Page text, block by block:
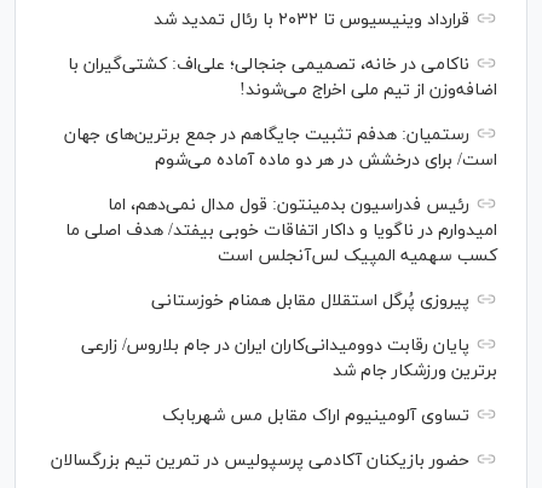
قرارداد وینیسیوس تا ۲۰۳۲ با رئال‌ تمدید شد
ناکامی در خانه، تصمیمی جنجالی؛ علی‌اف: کشتی‌گیران با
اضافه‌وزن از تیم ملی اخراج می‌شوند!
رستمیان: هدفم تثبیت جایگاهم در جمع برترین‌های جهان
است/ برای درخشش در هر دو ماده آماده می‌شوم
رئیس فدراسیون بدمینتون: قول مدال نمی‌دهم، اما
امیدوارم در ناگویا و داکار اتفاقات خوبی بیفتد/ هدف اصلی ما
کسب سهمیه المپیک لس‌آنجلس است
پیروزی پُرگل استقلال مقابل همنام خوزستانی
پایان رقابت دوومیدانی‌کاران ایران در جام بلاروس/ زارعی
برترین ورزشکار جام شد
تساوی آلومینیوم اراک مقابل مس شهربابک
حضور بازیکنان آکادمی پرسپولیس در تمرین تیم بزرگسالان